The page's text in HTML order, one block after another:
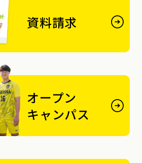
資料請求
オープン
キャンパス